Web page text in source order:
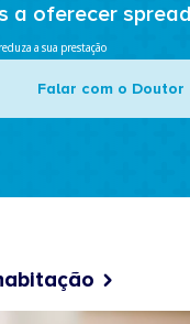
a oferecer
a sua prestação
Falar com o Doutor